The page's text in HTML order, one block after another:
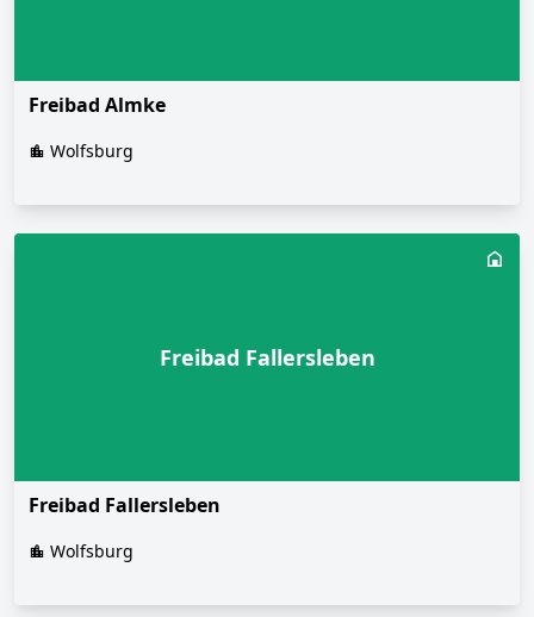
Freibad Almke
Wolfsburg
Freibad Fallersleben
Freibad Fallersleben
Wolfsburg